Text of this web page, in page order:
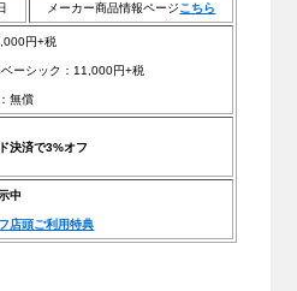
メーカー商品情報ページこちら
円+税
ーシック：11,000円+税
無償
決済で3%オフ
中
店頭ご利用特典